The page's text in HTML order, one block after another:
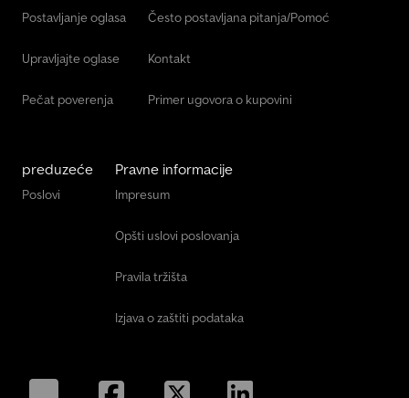
Postavljanje oglasa
Upravljajte oglase
Pečat poverenja
Često postavljana pitanja/Pomoć
Kontakt
Primer ugovora o kupovini
preduzeće
Poslovi
Pravne informacije
Impresum
Opšti uslovi poslovanja
Pravila tržišta
Izjava o zaštiti podataka